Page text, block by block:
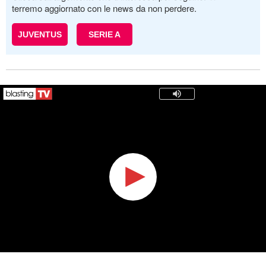
terremo aggiornato con le news da non perdere.
JUVENTUS SERIE A